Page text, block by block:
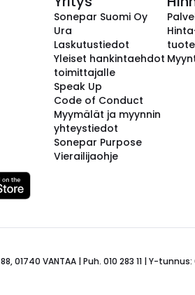
Sonepar Suomi Oy
Ura
Laskutustiedot
Yleiset hankintaehdot
toimittajalle
Speak Up
Code of Conduct
Myymälät ja myynnin
yhteystiedot
Sonepar Purpose
Vierailijaohje
01740 VANTAA | Puh. 010 283 11 | Y-